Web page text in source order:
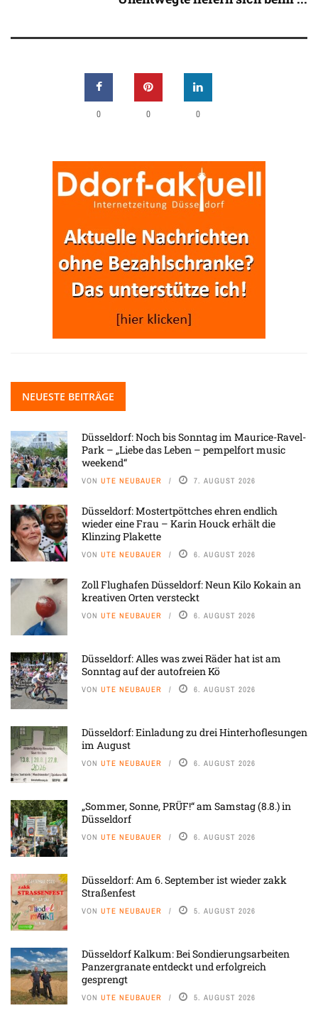
0 0 0
NEUESTE BEITRÄGE
Düsseldorf: Noch bis Sonntag im Maurice-Ravel-
Park – „Liebe das Leben – pempelfort music
weekend“
VON UTE NEUBAUER 7. AUGUST 2026
Düsseldorf: Mostertpöttches ehren endlich
wieder eine Frau – Karin Houck erhält die
Klinzing Plakette
VON UTE NEUBAUER 6. AUGUST 2026
Zoll Flughafen Düsseldorf: Neun Kilo Kokain an
kreativen Orten versteckt
VON UTE NEUBAUER 6. AUGUST 2026
Düsseldorf: Alles was zwei Räder hat ist am
Sonntag auf der autofreien Kö
VON UTE NEUBAUER 6. AUGUST 2026
Düsseldorf: Einladung zu drei Hinterhoflesungen
im August
VON UTE NEUBAUER 6. AUGUST 2026
„Sommer, Sonne, PRÜF!“ am Samstag (8.8.) in
Düsseldorf
VON UTE NEUBAUER 6. AUGUST 2026
Düsseldorf: Am 6. September ist wieder zakk
Straßenfest
VON UTE NEUBAUER 5. AUGUST 2026
Düsseldorf Kalkum: Bei Sondierungsarbeiten
Panzergranate entdeckt und erfolgreich
gesprengt
VON UTE NEUBAUER 5. AUGUST 2026